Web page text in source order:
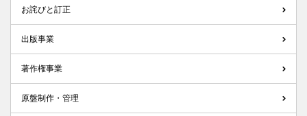
お詫びと訂正
出版事業
著作権事業
原盤制作・管理